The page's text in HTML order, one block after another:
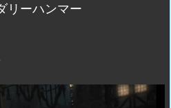
リーハンマー